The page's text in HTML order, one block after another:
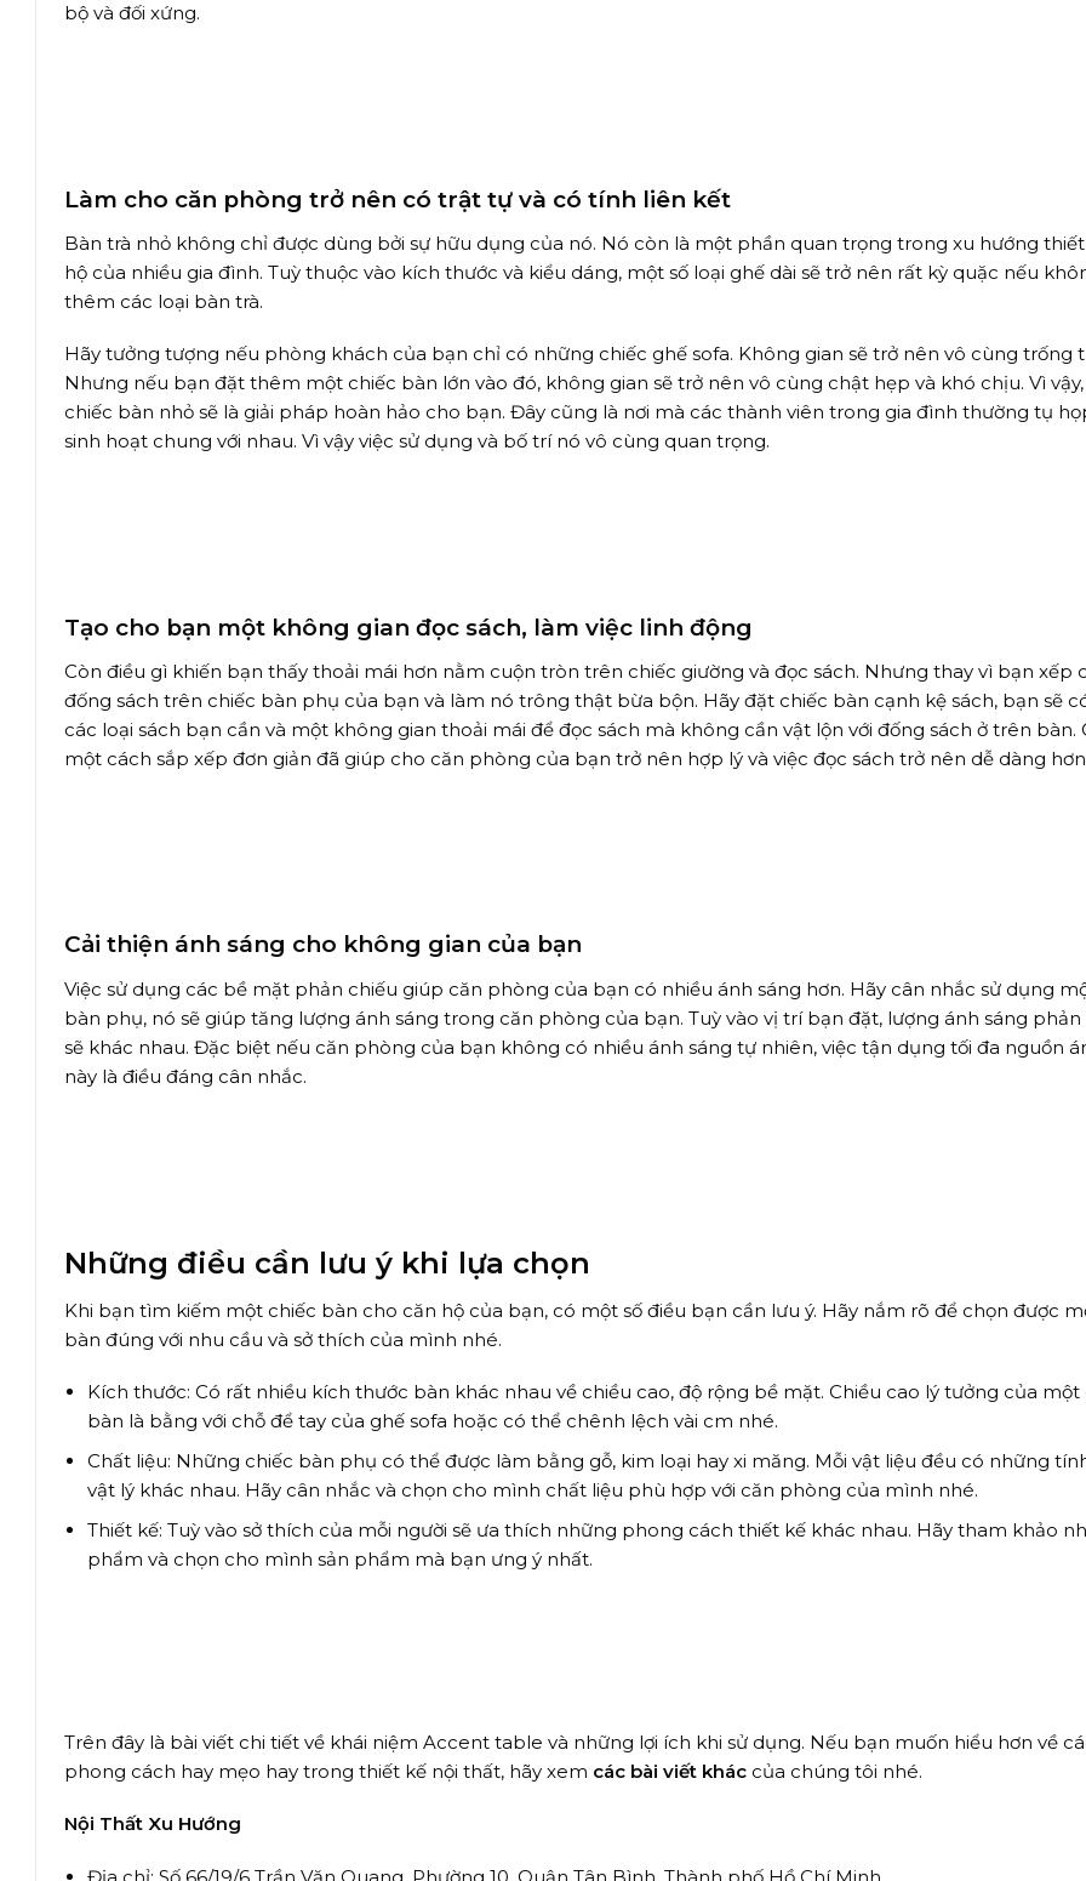
bộ và đối xứng.
Làm cho căn phòng trở nên có trật tự và có tính liên kết
Bàn trà nhỏ không chỉ được dùng bởi sự hữu dụng của nó. Nó còn là một phần quan trọng trong xu hướng
hộ của nhiều gia đình. Tuỳ thuộc vào kích thước và kiểu dáng, một số loại ghế dài sẽ trở nên rất kỳ quặc nếu
thêm các loại bàn trà.
Hãy tưởng tượng nếu phòng khách của bạn chỉ có những chiếc ghế sofa. Không gian sẽ trở nên vô cùng trống
Nhưng nếu bạn đặt thêm một chiếc bàn lớn vào đó, không gian sẽ trở nên vô cùng chật hẹp và khó chịu. Vì
chiếc bàn nhỏ sẽ là giải pháp hoàn hảo cho bạn. Đây cũng là nơi mà các thành viên trong gia đình thường tụ
sinh hoạt chung với nhau. Vì vậy việc sử dụng và bố trí nó vô cùng quan trọng.
Tạo cho bạn một không gian đọc sách, làm việc linh động
Còn điều gì khiến bạn thấy thoải mái hơn nằm cuộn tròn trên chiếc giường và đọc sách. Nhưng thay vì bạn xếp
đống sách trên chiếc bàn phụ của bạn và làm nó trông thật bừa bộn. Hãy đặt chiếc bàn cạnh kệ sách, bạn sẽ
các loại sách bạn cần và một không gian thoải mái để đọc sách mà không cần vật lộn với đống sách ở trên bàn.
một cách sắp xếp đơn giản đã giúp cho căn phòng của bạn trở nên hợp lý và việc đọc sách trở nên dễ dàng
Cải thiện ánh sáng cho không gian của bạn
Việc sử dụng các bề mặt phản chiếu giúp căn phòng của bạn có nhiều ánh sáng hơn. Hãy cân nhắc sử dụng
bàn phụ, nó sẽ giúp tăng lượng ánh sáng trong căn phòng của bạn. Tuỳ vào vị trí bạn đặt, lượng ánh sáng phản
sẽ khác nhau. Đặc biệt nếu căn phòng của bạn không có nhiều ánh sáng tự nhiên, việc tận dụng tối đa nguồn
này là điều đáng cân nhắc.
Những điều cần lưu ý khi lựa chọn
Khi bạn tìm kiếm một chiếc bàn cho căn hộ của bạn, có một số điều bạn cần lưu ý. Hãy nắm rõ để chọn được
bàn đúng với nhu cầu và sở thích của mình nhé.
Kích thước: Có rất nhiều kích thước bàn khác nhau về chiều cao, độ rộng bề mặt. Chiều cao lý tưởng của một
bàn là bằng với chỗ để tay của ghế sofa hoặc có thể chênh lệch vài cm nhé.
Chất liệu: Những chiếc bàn phụ có thể được làm bằng gỗ, kim loại hay xi măng. Mỗi vật liệu đều có những
vật lý khác nhau. Hãy cân nhắc và chọn cho mình chất liệu phù hợp với căn phòng của mình nhé.
Thiết kế: Tuỳ vào sở thích của mỗi người sẽ ưa thích những phong cách thiết kế khác nhau. Hãy tham khảo
phẩm và chọn cho mình sản phẩm mà bạn ưng ý nhất.
Trên đây là bài viết chi tiết về khái niệm Accent table và những lợi ích khi sử dụng. Nếu bạn muốn hiểu hơn về
phong cách hay mẹo hay trong thiết kế nội thất, hãy xem các bài viết kháccủa chúng tôi nhé.
Nội Thất Xu Hướng
Địa chỉ: Số 66/19/6 Trần Văn Quang, Phường 10, Quận Tân Bình, Thành phố Hồ Chí Minh